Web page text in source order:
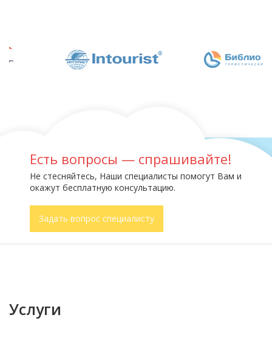
Есть вопросы — спрашивайте!
Не стесняйтесь, Наши специалисты помогут Вам и
окажут бесплатную консультацию.
Задать вопрос специалисту
Услуги